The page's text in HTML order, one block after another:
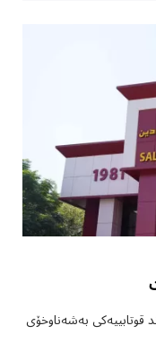
قوتابییەکی بەشەناوخۆی